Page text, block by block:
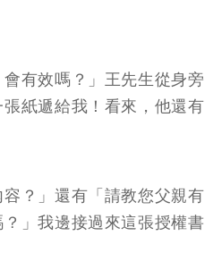
會有效嗎？」王先生從身旁
紙遞給我！看來，他還有
容？」還有「請教您父親有
」我邊接過來這張授權書